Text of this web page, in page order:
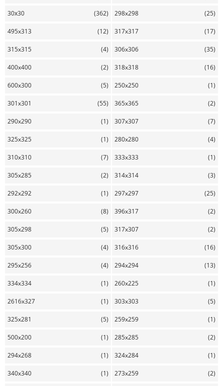
30х30 (362) 298x298 (25)
495x313 (12) 317x317 (17)
315x315 (4) 306x306 (35)
400x400 (2) 318x318 (16)
600x300 (5) 250x250 (1)
301x301 (55) 365x365 (2)
290x290 (1) 307x307 (7)
325x325 (1) 280x280 (4)
310x310 (7) 333x333 (1)
305x285 (2) 314x314 (3)
292x292 (1) 297x297 (25)
300x260 (8) 396x317 (2)
305x298 (5) 317x307 (2)
305x300 (4) 316x316 (16)
295x256 (4) 294x294 (13)
334x334 (1) 260x225 (1)
2616x327 (1) 303x303 (5)
325x281 (5) 259x259 (1)
500x200 (1) 285x285 (2)
294x268 (1) 324x284 (1)
340x340 (1) 273x259 (2)